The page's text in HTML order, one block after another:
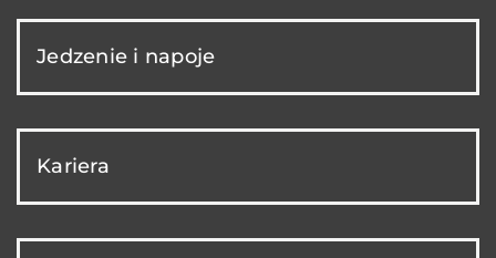
Jedzenie i napoje
Kariera